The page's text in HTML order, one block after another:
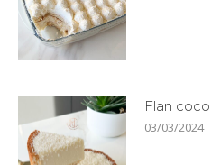
Flan
03/03/2024